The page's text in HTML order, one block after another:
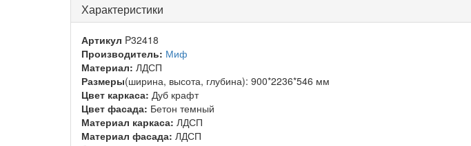
Характеристики
Артикул P32418
Производитель: Миф
Материал: ЛДСП
Размеры(ширина, высота, глубина): 900*2236*546 мм
Цвет каркаса: Дуб крафт
Цвет фасада: Бетон темный
Материал каркаса: ЛДСП
Материал фасада: ЛДСП